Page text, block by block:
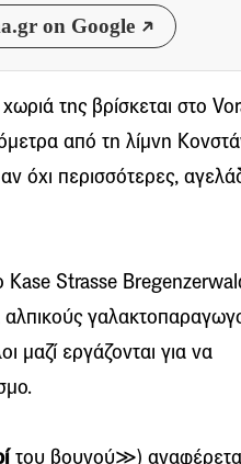
on Google
της βρίσκεται στο
από τη λίμνη
όχι περισσότερες,
Kase Strasse
αλπικούς
μαζί εργάζονται για να
του βουνού≫)